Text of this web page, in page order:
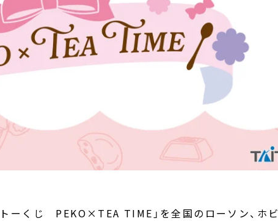
ーくじ PEKO×TEA TIME」を全国のローソン、ホビ